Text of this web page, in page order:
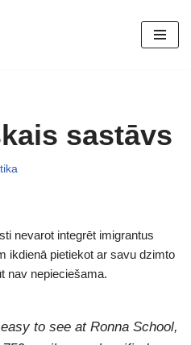
sastāvs
nevarot integrēt imigrantus
ikdienā pietiekot ar savu dzimto
nav nepieciešama.
to see at Ronna School,